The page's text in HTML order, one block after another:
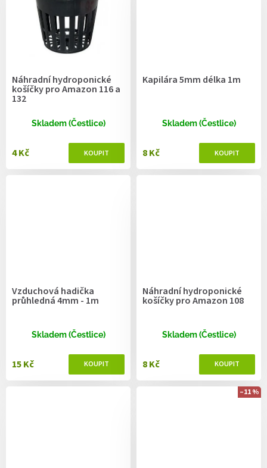
Náhradní hydroponické
košíčky pro Amazon 116 a
132
Skladem (Čestlice)
4 Kč
Kapilára 5mm délka 1m
Skladem (Čestlice)
8 Kč
Vzduchová hadička
průhledná 4mm - 1m
Skladem (Čestlice)
15 Kč
Náhradní hydroponické
košíčky pro Amazon 108
Skladem (Čestlice)
8 Kč
–11 %